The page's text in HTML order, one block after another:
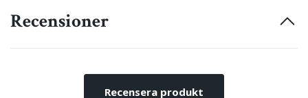
Recensioner
Recensera produkt